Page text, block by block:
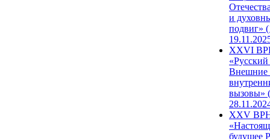
и
подвиг»
XXVI
Внешние
вызовы»
XXV
будущее